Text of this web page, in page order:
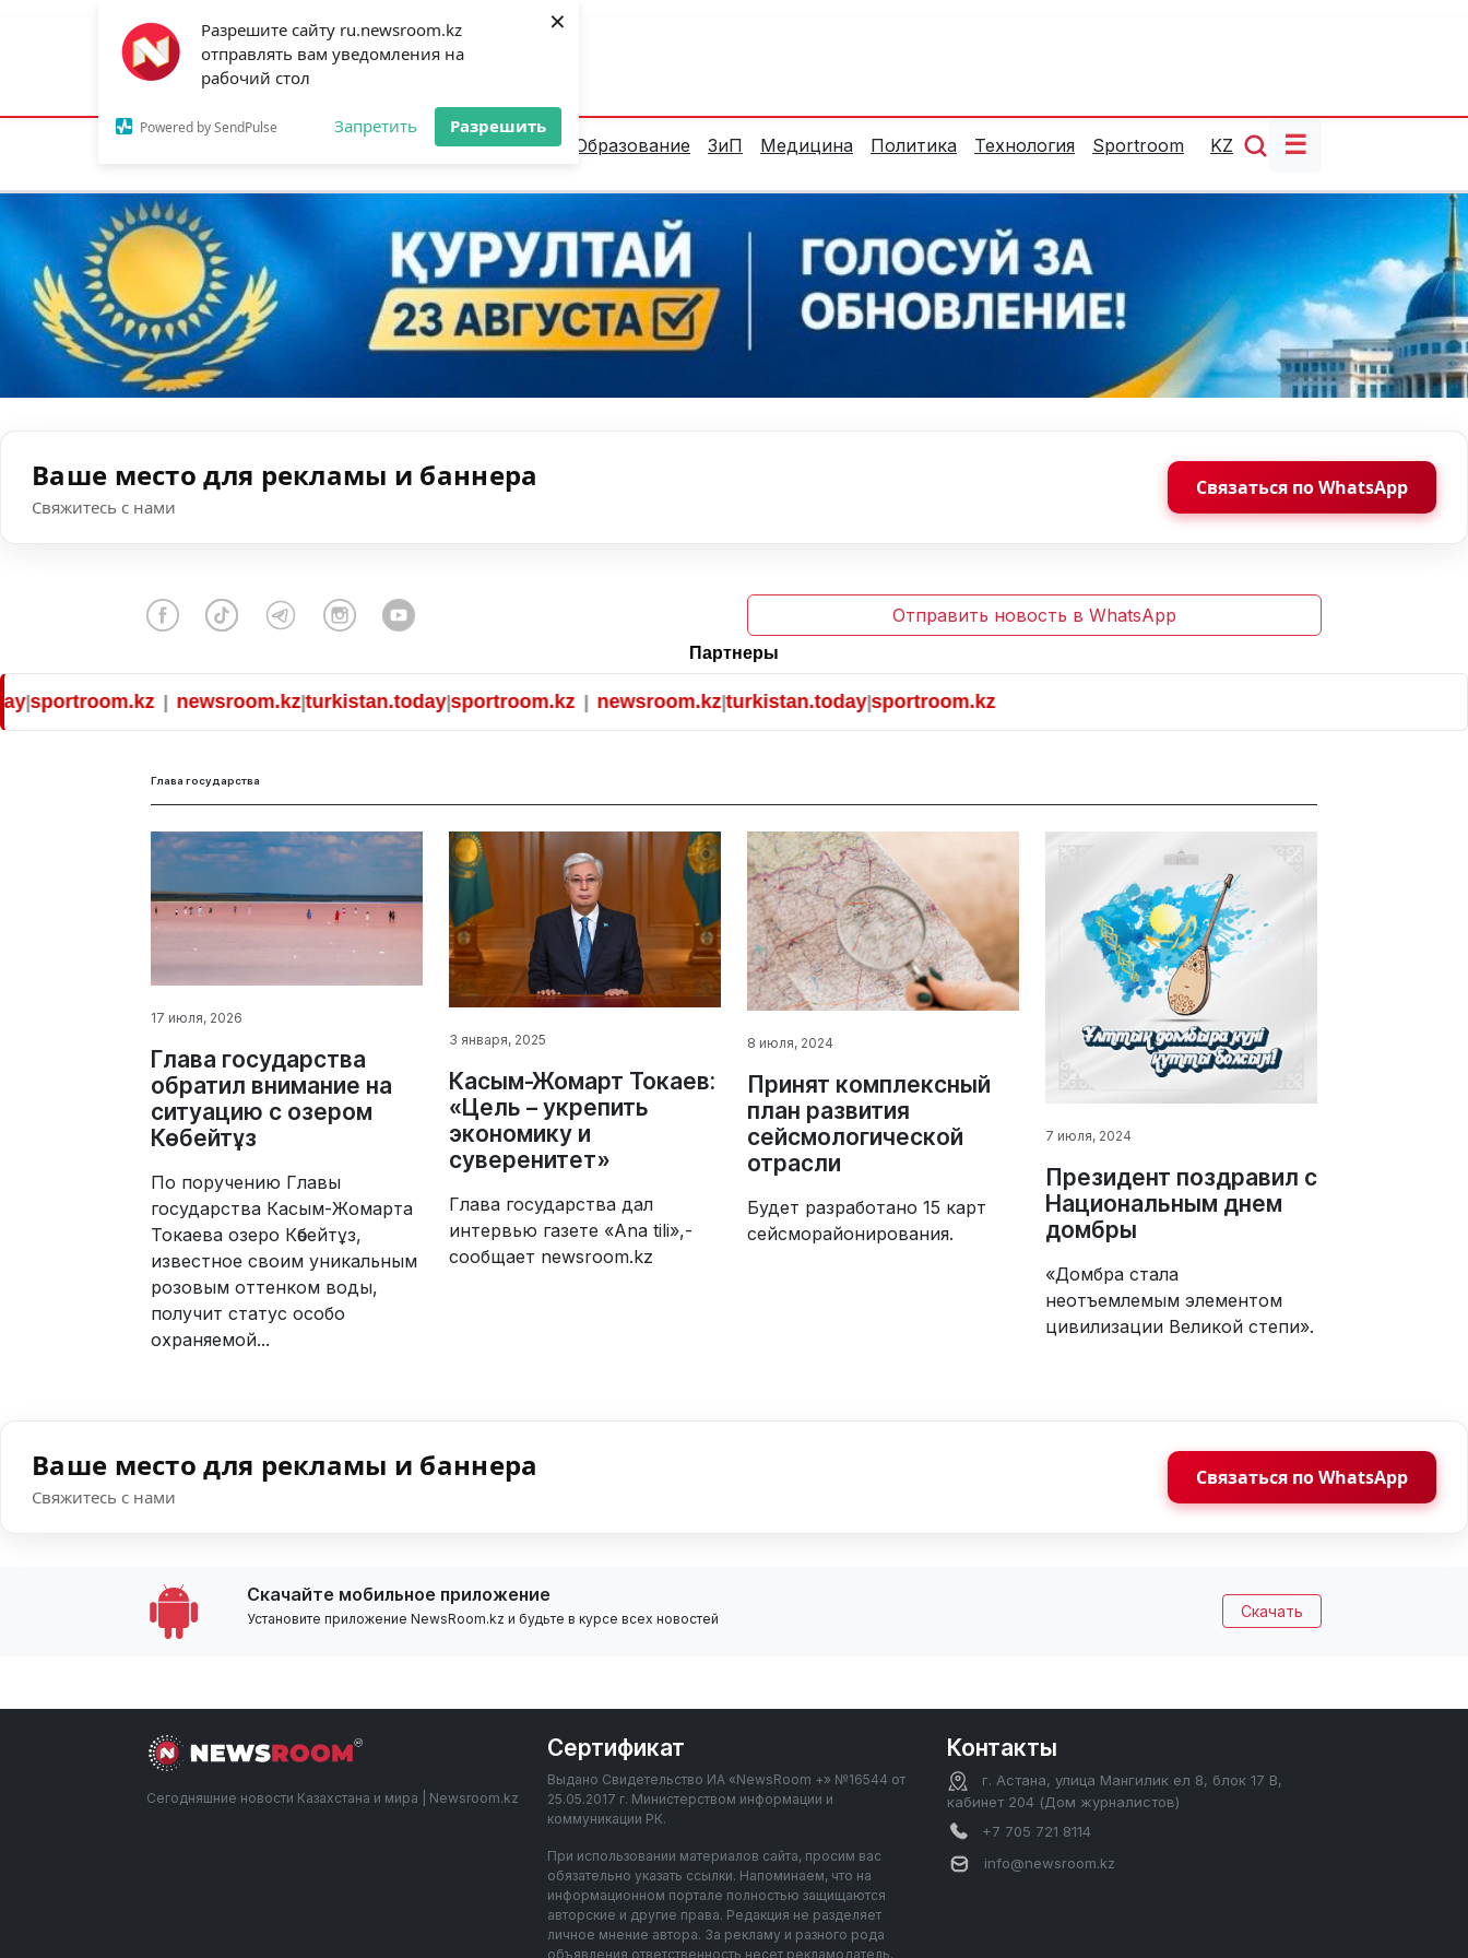
Разрешите сайту ru.newsroom.kz
отправлять вам уведомления на
рабочий стол
Powered by SendPulse Запретить Разрешить
×
Астана:16°C Алматы:24°C Шымкент:
Новости Аналитика Образование ЗиП Медицина Политика Технология Sportroom KZ ☰
Ваше место для рекламы и баннера
Свяжитесь с нами
Связаться по WhatsApp
Отправить новость в WhatsApp
Партнеры
|newsroom.kz|turkistan.today|sportroom.kz|newsroom.kz|turkistan.today|sportroom.kz
Глава государства
17 июля, 2026
Глава государства
обратил внимание на
ситуацию с озером
Көбейтұз
По поручению Главы
государства Касым-Жомарта
Токаева озеро Көбейтұз,
известное своим уникальным
розовым оттенком воды,
получит статус особо
охраняемой...
3 января, 2025
Касым-Жомарт Токаев:
«Цель – укрепить
экономику и
суверенитет»
Глава государства дал
интервью газете «Ana tili»,-
сообщает newsroom.kz
8 июля, 2024
Принят комплексный
план развития
сейсмологической
отрасли
Будет разработано 15 карт
сейсморайонирования.
7 июля, 2024
Президент поздравил с
Национальным днем
домбры
«Домбра стала
неотъемлемым элементом
цивилизации Великой степи».
Ваше место для рекламы и баннера
Свяжитесь с нами
Связаться по WhatsApp
Скачайте мобильное приложение
Установите приложение NewsRoom.kz и будьте в курсе всех новостей Скачать
Сегодняшние новости Казахстана и мира | Newsroom.kz
Сертификат
Выдано Свидетельство ИА «NewsRoom +» №16544 от
25.05.2017 г. Министерством информации и
коммуникации РК.
При использовании материалов сайта, просим вас
обязательно указать ссылки. Напоминаем, что на
информационном портале полностью защищаются
авторские и другие права. Редакция не разделяет
личное мнение автора. За рекламу и разного рода
объявления ответственность несет рекламодатель.
Контакты
г. Астана, улица Мангилик ел 8, блок 17 В,
кабинет 204 (Дом журналистов)
+7 705 721 8114
info@newsroom.kz